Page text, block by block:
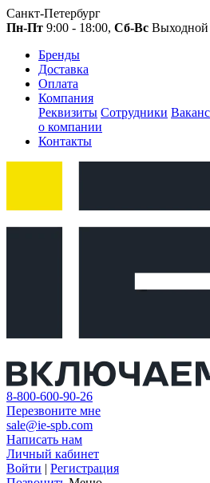
Санкт-Петербург
Пн-Пт 9:00 - 18:00, Сб-Вс Выходной
Бренды
Доставка
Оплата
Компания
Реквизиты Сотрудники
о компании
Контакты
8-800-600-90-26
Перезвоните мне
sale@ie-spb.com
Написать нам
Личный кабинет
Войти | Регистрация